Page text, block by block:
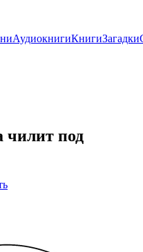
АудиокнигиКнигиЗагадки
чилит под